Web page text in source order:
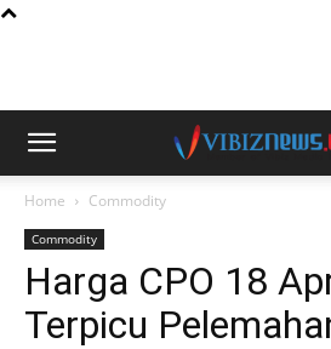
Home Commodity
Commodity
Harga CPO 18
Terpicu